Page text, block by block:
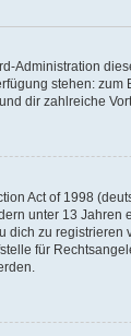
Administration
stehen:
dir zahlreiche
Act of 1998
unter 13
zu
für